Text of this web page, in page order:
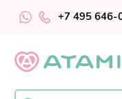
+7 495 646-